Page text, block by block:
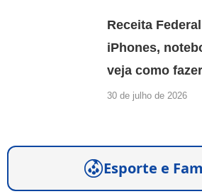
Receita
iPhones,
veja como
30 de julho de 2026
Esporte e